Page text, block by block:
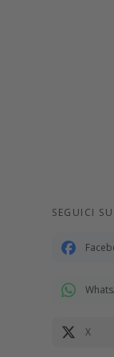
SEGUICI SU
X